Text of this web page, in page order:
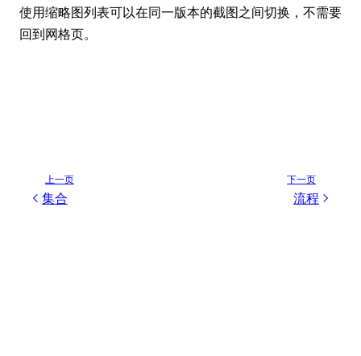
使用缩略图列表可以在同一版本的截图之间切换，不需要
回到网格页。
上一页
集合
下一页
流程